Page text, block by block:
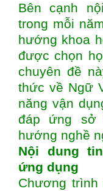
Bên cạnh
trong mỗi
hướng khoa
được chọn
chuyên đề
thức về Ngữ
năng vận
đáp ứng sở
hướng nghề
Nội dung
ứng dụng
Chương